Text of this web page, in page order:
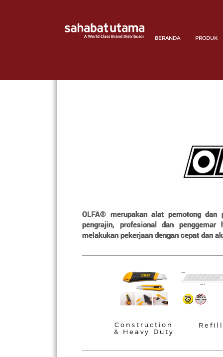
BERANDA PRODUK
OLFA® merupakan alat pemotong
pengrajin, profesional dan
melakukan pekerjaan dengan cepat dan
Construction
& Heavy Duty